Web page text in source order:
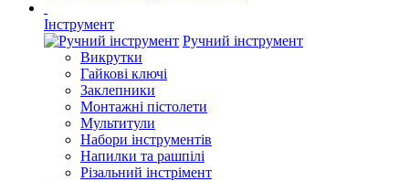
Інструмент
Ручний інструмент
Викрутки
Гайкові ключі
Заклепники
Монтажні пістолети
Мультитули
Набори інструментів
Напилки та рашпілі
Різальний інстрімент